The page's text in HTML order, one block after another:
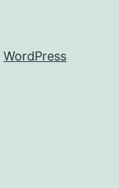
WordPress